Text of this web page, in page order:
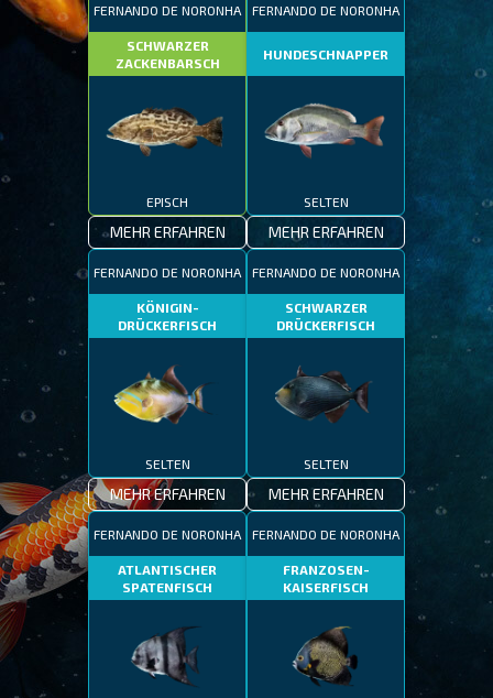
FERNANDO DE NORONHA
SCHWARZER
ZACKENBARSCH
EPISCH
MEHR ERFAHREN
FERNANDO DE NORONHA
HUNDESCHNAPPER
SELTEN
MEHR ERFAHREN
FERNANDO DE NORONHA
KÖNIGIN-
DRÜCKERFISCH
SELTEN
MEHR ERFAHREN
FERNANDO DE NORONHA
SCHWARZER
DRÜCKERFISCH
SELTEN
MEHR ERFAHREN
FERNANDO DE NORONHA
ATLANTISCHER
SPATENFISCH
FERNANDO DE NORONHA
FRANZOSEN-
KAISERFISCH